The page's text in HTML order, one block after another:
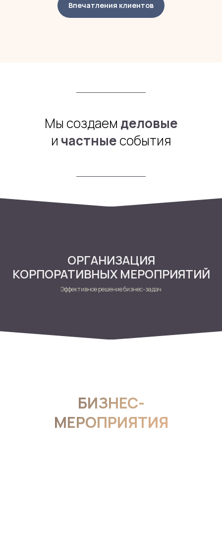
Впечатления клиентов
Мы создаем деловые
и частныесобытия
ОРГАНИЗАЦИЯ
КОРПОРАТИВНЫХ МЕРОПРИЯТИЙ
Эффективное решение бизнес-задач
БИЗНЕС-
МЕРОПРИЯТИЯ